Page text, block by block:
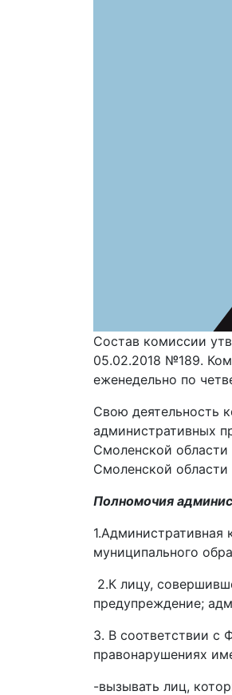
Состав комиссии
05.02.2018 №189.
еженедельно по
Свою деятельность
административных
Смоленской
Смоленской области
Полномочия
муниципального
2.К лицу,
предупреждение;
3. В соответствии с
правонарушениях
-вызывать лиц,